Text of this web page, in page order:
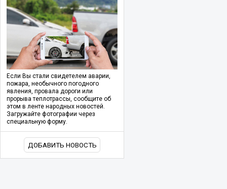
Если Вы стали свидетелем аварии,
пожара, необычного погодного
явления, провала дороги или
прорыва теплотрассы, сообщите об
этом в ленте народных новостей.
Загружайте фотографии через
специальную форму.
ДОБАВИТЬ НОВОСТЬ